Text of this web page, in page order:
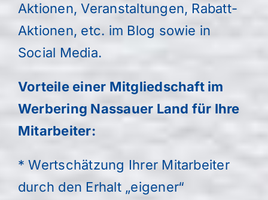
Aktionen, Veranstaltungen, Rabatt-
Aktionen, etc. im Blog sowie in
Social Media.
Vorteile einer Mitgliedschaft im
Werbering Nassauer Land für Ihre
Mitarbeiter:
* Wertschätzung Ihrer Mitarbeiter
durch den Erhalt „eigener“